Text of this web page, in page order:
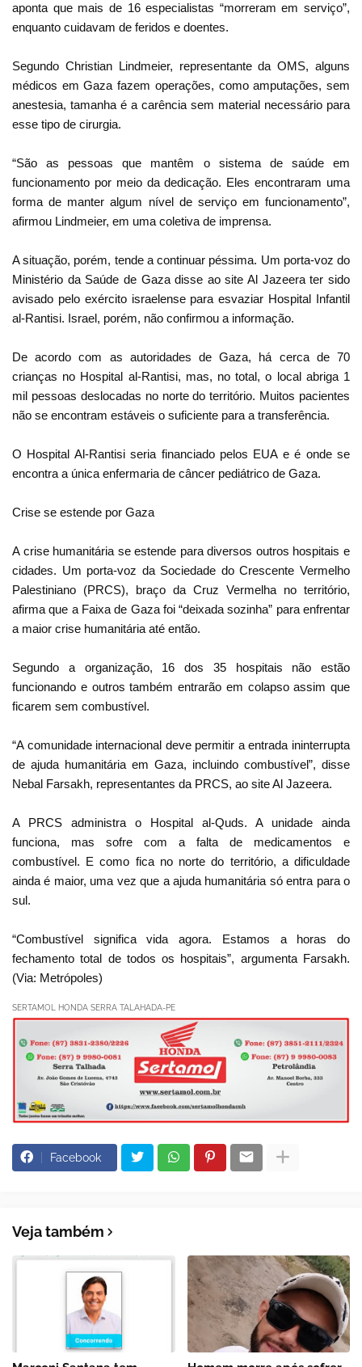
aponta que mais de 16 especialistas “morreram em serviço”,
enquanto cuidavam de feridos e doentes.
Segundo Christian Lindmeier, representante da OMS, alguns
médicos em Gaza fazem operações, como amputações, sem
anestesia, tamanha é a carência sem material necessário para
esse tipo de cirurgia.
“São as pessoas que mantêm o sistema de saúde em
funcionamento por meio da dedicação. Eles encontraram uma
forma de manter algum nível de serviço em funcionamento”,
afirmou Lindmeier, em uma coletiva de imprensa.
A situação, porém, tende a continuar péssima. Um porta-voz do
Ministério da Saúde de Gaza disse ao site Al Jazeera ter sido
avisado pelo exército israelense para esvaziar Hospital Infantil
al-Rantisi. Israel, porém, não confirmou a informação.
De acordo com as autoridades de Gaza, há cerca de 70
crianças no Hospital al-Rantisi, mas, no total, o local abriga 1
mil pessoas deslocadas no norte do território. Muitos pacientes
não se encontram estáveis o suficiente para a transferência.
O Hospital Al-Rantisi seria financiado pelos EUA e é onde se
encontra a única enfermaria de câncer pediátrico de Gaza.
Crise se estende por Gaza
A crise humanitária se estende para diversos outros hospitais e
cidades. Um porta-voz da Sociedade do Crescente Vermelho
Palestiniano (PRCS), braço da Cruz Vermelha no território,
afirma que a Faixa de Gaza foi “deixada sozinha” para enfrentar
a maior crise humanitária até então.
Segundo a organização, 16 dos 35 hospitais não estão
funcionando e outros também entrarão em colapso assim que
ficarem sem combustível.
“A comunidade internacional deve permitir a entrada ininterrupta
de ajuda humanitária em Gaza, incluindo combustível”, disse
Nebal Farsakh, representantes da PRCS, ao site Al Jazeera.
A PRCS administra o Hospital al-Quds. A unidade ainda
funciona, mas sofre com a falta de medicamentos e
combustível. E como fica no norte do território, a dificuldade
ainda é maior, uma vez que a ajuda humanitária só entra para o
sul.
“Combustível significa vida agora. Estamos a horas do
fechamento total de todos os hospitais”, argumenta Farsakh.
(Via: Metrópoles)
SERTAMOL HONDA SERRA TALAHADA-PE
Facebook
Veja também